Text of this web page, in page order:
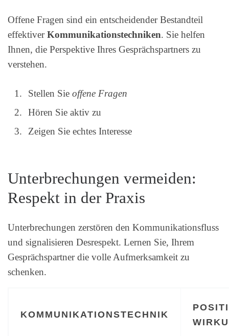
Offene Fragen sind ein entscheidender Bestandteil
effektiverKommunikationstechniken. Sie helfen
Ihnen, die Perspektive Ihres Gesprächspartners zu
verstehen.
Stellen Sie offene Fragen
Hören Sie aktiv zu
Zeigen Sie echtes Interesse
Unterbrechungen vermeiden:
Respekt in der Praxis
Unterbrechungen zerstören den Kommunikationsfluss
und signalisieren Desrespekt. Lernen Sie, Ihrem
Gesprächspartner die volle Aufmerksamkeit zu
schenken.
KOMMUNIKATIONSTECHNIK